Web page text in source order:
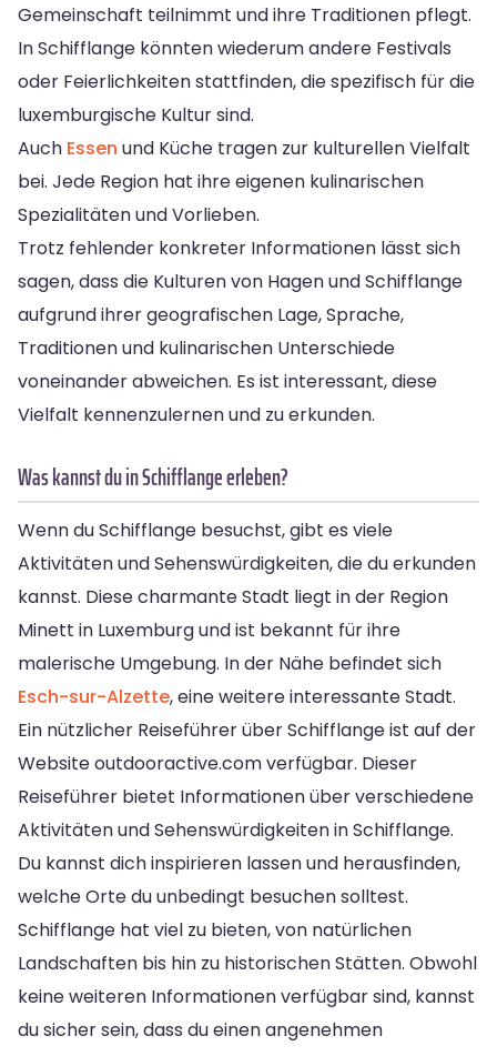
Gemeinschaft teilnimmt und ihre Traditionen pflegt.
In Schifflange könnten wiederum andere Festivals
oder Feierlichkeiten stattfinden, die spezifisch für die
luxemburgische Kultur sind.
Auch Essen und Küche tragen zur kulturellen Vielfalt
bei. Jede Region hat ihre eigenen kulinarischen
Spezialitäten und Vorlieben.
Trotz fehlender konkreter Informationen lässt sich
sagen, dass die Kulturen von Hagen und Schifflange
aufgrund ihrer geografischen Lage, Sprache,
Traditionen und kulinarischen Unterschiede
voneinander abweichen. Es ist interessant, diese
Vielfalt kennenzulernen und zu erkunden.
Was kannst du in Schifflange erleben?
Wenn du Schifflange besuchst, gibt es viele
Aktivitäten und Sehenswürdigkeiten, die du erkunden
kannst. Diese charmante Stadt liegt in der Region
Minett in Luxemburg und ist bekannt für ihre
malerische Umgebung. In der Nähe befindet sich
Esch-sur-Alzette, eine weitere interessante Stadt.
Ein nützlicher Reiseführer über Schifflange ist auf der
Website outdooractive.com verfügbar. Dieser
Reiseführer bietet Informationen über verschiedene
Aktivitäten und Sehenswürdigkeiten in Schifflange.
Du kannst dich inspirieren lassen und herausfinden,
welche Orte du unbedingt besuchen solltest.
Schifflange hat viel zu bieten, von natürlichen
Landschaften bis hin zu historischen Stätten. Obwohl
keine weiteren Informationen verfügbar sind, kannst
du sicher sein, dass du einen angenehmen